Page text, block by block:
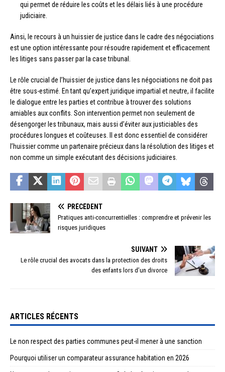
qui permet de réduire les coûts et les délais liés à une procédure
judiciaire.
Ainsi, le recours à un huissier de justice dans le cadre des négociations
est une option intéressante pour résoudre rapidement et efficacement
les litiges sans passer par la case tribunal.
Le rôle crucial de l’huissier de justice dans les négociations ne doit pas
être sous-estimé. En tant qu’expert juridique impartial et neutre, il facilite
le dialogue entre les parties et contribue à trouver des solutions
amiables aux conflits. Son intervention permet non seulement de
désengorger les tribunaux, mais aussi d’éviter aux justiciables des
procédures longues et coûteuses. Il est donc essentiel de considérer
l’huissier comme un partenaire précieux dans la résolution des litiges et
non comme un simple exécutant des décisions judiciaires.
PRÉCÉDENT
Pratiques anti-concurrentielles : comprendre et prévenir les
risques juridiques
SUIVANT
Le rôle crucial des avocats dans la protection des droits
des enfants lors d’un divorce
ARTICLES RÉCENTS
Le non respect des parties communes peut-il mener à une sanction
Pourquoi utiliser un comparateur assurance habitation en 2026